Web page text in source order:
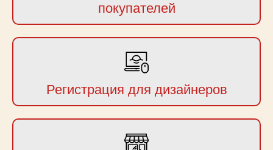
покупателей
Регистрация для дизайнеров